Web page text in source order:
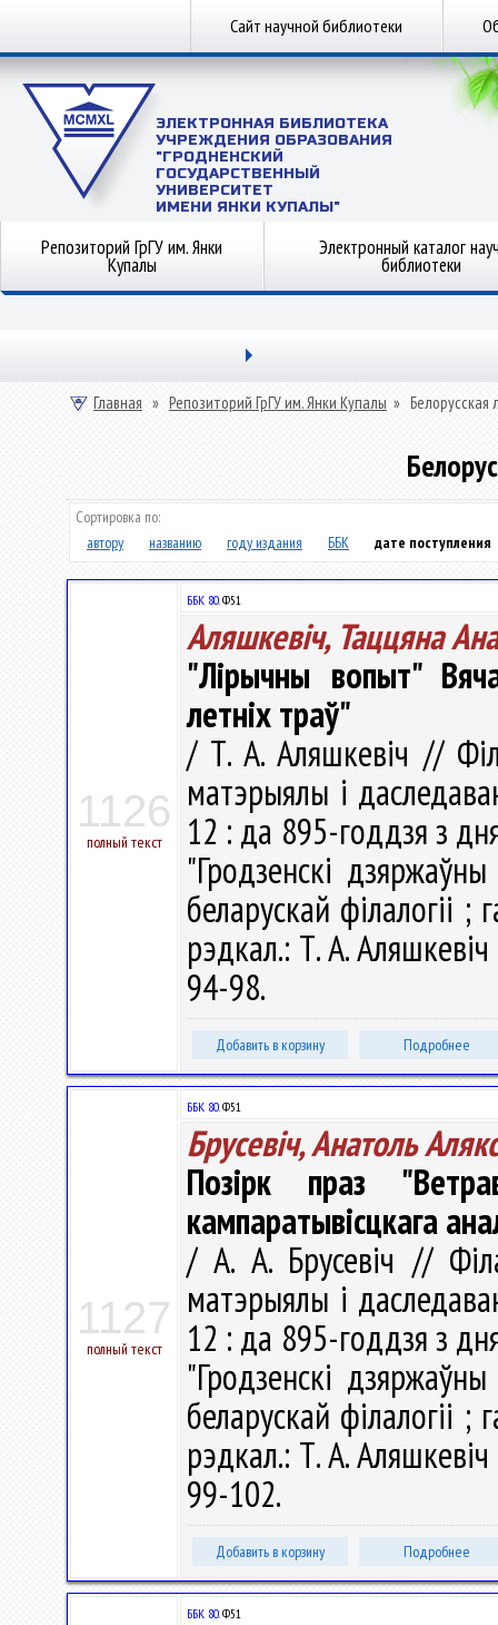
Сайт научной библиотеки
ЭЛЕКТРОННАЯ БИБЛИОТЕКА
УЧРЕЖДЕНИЯ ОБРАЗОВАНИЯ
"ГРОДНЕНСКИЙ
ГОСУДАРСТВЕННЫЙ
УНИВЕРСИТЕТ
ИМЕНИ ЯНКИ КУПАЛЫ"
Репозиторий ГрГУ им. Янки
Купалы
Электронный каталог
библиотеки
Главная » Репозиторий ГрГУ им. Янки Купалы » Белорусская
Сортировка по:
автору
названию году издания ББК дате поступления
1126
полный текст
ББК 80.Ф51
Аляшкевіч, Таццяна
"Лірычны вопыт"
летніх траў"
/ Т. А. Аляшкевіч //
матэрыялы і
12 : да 895-годдзя з
"Гродзенскі
беларускай філалогіі
рэдкал.: Т. А.
94-98.
Добавить в корзину Подробнее
1127
полный текст
ББК 80.Ф51
Брусевіч, Анатоль
Позірк праз
кампаратывісцкага
/ А. А. Брусевіч //
матэрыялы і
12 : да 895-годдзя з
"Гродзенскі
беларускай філалогіі
рэдкал.: Т. А.
99-102.
Добавить в корзину Подробнее
ББК 80.Ф51